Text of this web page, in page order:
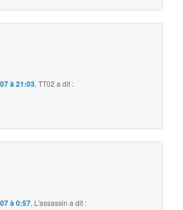
à 21:03,TT02 a dit :
à 0:57, L'assassin a dit :